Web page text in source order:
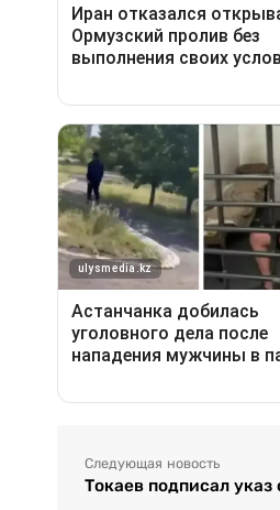
Следующая новость
Токаев подписал